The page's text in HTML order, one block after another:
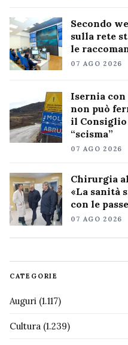
Secondo
sulla rete
le
07 AGO 2026
Isernia con
non può
il
“scisma”
07 AGO 2026
Chirurgia
«La sanità
con le
07 AGO 2026
CATEGORIE
Auguri (1.117)
Cultura (1.239)